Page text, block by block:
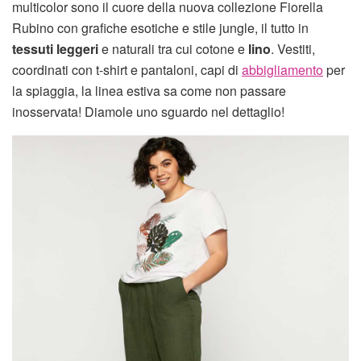
multicolor sono il cuore della nuova collezione Fiorella
Rubino con grafiche esotiche e stile jungle, il tutto in
tessuti leggerie naturali tra cui cotone e lino. Vestiti,
coordinati con t-shirt e pantaloni, capi di abbigliamentoper
la spiaggia, la linea estiva sa come non passare
inosservata! Diamole uno sguardo nel dettaglio!